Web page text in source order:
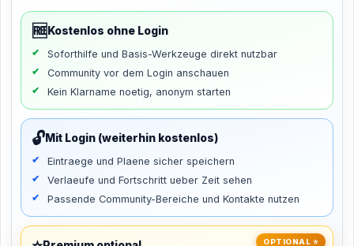
🆓 Kostenlos ohne Login
Soforthilfe und Basis-Werkzeuge direkt nutzbar
Community vor dem Login anschauen
Kein Klarname noetig, anonym starten
🔓Mit Login (weiterhin kostenlos)
Eintraege und Plaene sicher speichern
Verlaeufe und Fortschritt ueber Zeit sehen
Passende Community-Bereiche und Kontakte nutzen
OPTIONAL ⭐